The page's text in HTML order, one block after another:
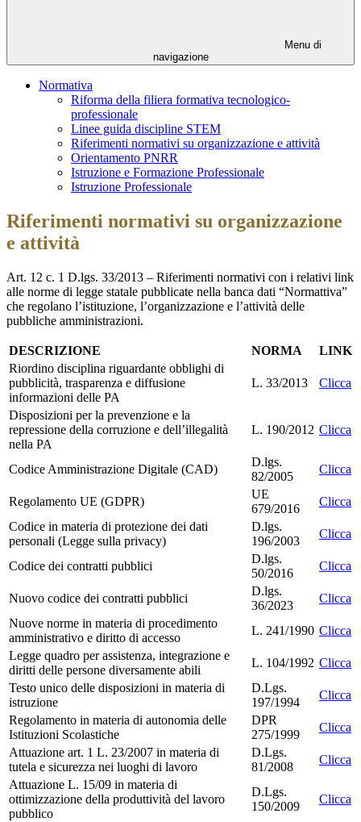
Menu di
navigazione
Normativa
Riforma della filiera formativa tecnologico-
professionale
Linee guida discipline STEM
Riferimenti normativi su organizzazione e attività
Orientamento PNRR
Istruzione e Formazione Professionale
Istruzione Professionale
Riferimenti normativi su organizzazione
e attività
Art. 12 c. 1 D.lgs. 33/2013 – Riferimenti normativi con i relativi link
alle norme di legge statale pubblicate nella banca dati “Normattiva”
che regolano l’istituzione, l’organizzazione e l’attività delle
pubbliche amministrazioni.
DESCRIZIONE NORMA
LINK
Riordino disciplina riguardante obblighi di
pubblicità, trasparenza e diffusione
informazioni delle PA
L. 33/2013 Clicca
Disposizioni per la prevenzione e la
repressione della corruzione e dell’illegalità
nella PA
L. 190/2012 Clicca
Codice Amministrazione Digitale (CAD)
D.lgs.
82/2005
Clicca
Regolamento UE (GDPR)
UE
679/2016
Clicca
Codice in materia di protezione dei dati
personali (Legge sulla privacy)
D.lgs.
196/2003
Clicca
Codice dei contratti pubblici
D.lgs.
50/2016
Clicca
Nuovo codice dei contratti pubblici
D.lgs.
36/2023
Clicca
Nuove norme in materia di procedimento
amministrativo e diritto di accesso
L. 241/1990 Clicca
Legge quadro per assistenza, integrazione e
diritti delle persone diversamente abili
L. 104/1992 Clicca
Testo unico delle disposizioni in materia di
istruzione
D.Lgs.
197/1994
Clicca
Regolamento in materia di autonomia delle
Istituzioni Scolastiche
DPR
275/1999
Clicca
Attuazione art. 1 L. 23/2007 in materia di
tutela e sicurezza nei luoghi di lavoro
D.Lgs.
81/2008
Clicca
Attuazione L. 15/09 in materia di
ottimizzazione della produttività del lavoro
pubblico
D.Lgs.
150/2009
Clicca